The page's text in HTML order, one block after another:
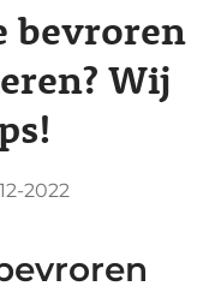
bevroren
Wij
2022